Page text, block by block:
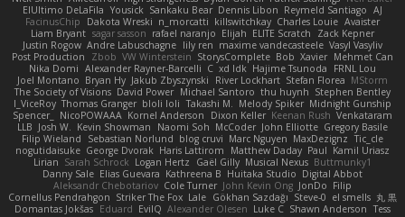
ElUltimo DeLaFila Yousick Sankaku Bear Dennis Libon Reymeld Santiago AJ
FacinusChip
Dakota Wreski n_morcatti killswitchkay Charles Louie Avaister
Liam Bryant sagar sasson rafael naranjo Elijah ELITE Scratch
Zack Kepner
Justin Rogow Andre Labuschagne lily ren maxime vandecasteele Vasyl Vasyliv
Post Production
Zbob VW Winterstein StorysComplete Bob Xavier Mehmet Can
Nika Domi Alexander Rayner-Barcelli C xd Idk Hajime Tsunoda
FRNL Lou
Joel Montano Bryan Hy Jakub Zbyszynski River Lockhart Stefan Florea MStorm
The Society of Visions David Power Michael Santoro thu huynh Stephen Bentley
I_ViceRoy Thomas Granger bloli loli Takashi M. Melody Spiker Midnight Gunship
Spencer_
NicoPOWAAA Kornel Anderson Dixon Keller Keenan Rush Venkataram
LLB Josh W. Kevin Showman Naomi Soh McCoder John Elliotte Gregory Basile
Filip Wieland
Sebastian Norlund blog cruvi Marc Nguyen MaxDezignz Tic_cle
nogutidaisuke George Dvorak Haris Lattirom Matthew Daday Paul Kamil Uriasz
Lirian Sarah Schrock Logan Hertz Gaël Gilly Musical Nexus Buttmunky1
Danny Sale Elias Guevara Kathreena B Huitaka Studio Digital Abbot
Aleksandr Chebotariov Cole Turner John Kevin Ong JonDo Filip
Cornellus Pendrahgon Striker The Fox Lale Gökhan Sazdağı Steve-0 el smells 丸 黒
Domantas Jokšas Eduard EvilQ Alexander Olesen Luke C Shawn Anderson Tess